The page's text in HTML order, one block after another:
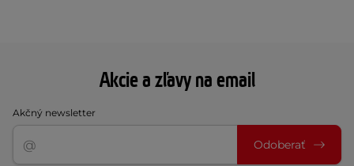
Akcie a zľavy na email
Akčný newsletter
Odoberať